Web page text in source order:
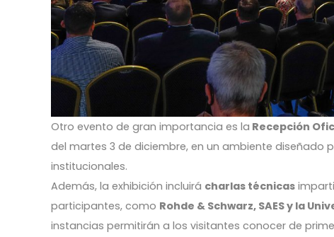
Otro evento de gran importancia es la Recepción
del martes 3 de diciembre, en un ambiente diseñado
institucionales.
Además, la exhibición incluirá charlas técnicas
participantes, como Rohde & Schwarz, SAES y la
instancias permitirán a los visitantes conocer de